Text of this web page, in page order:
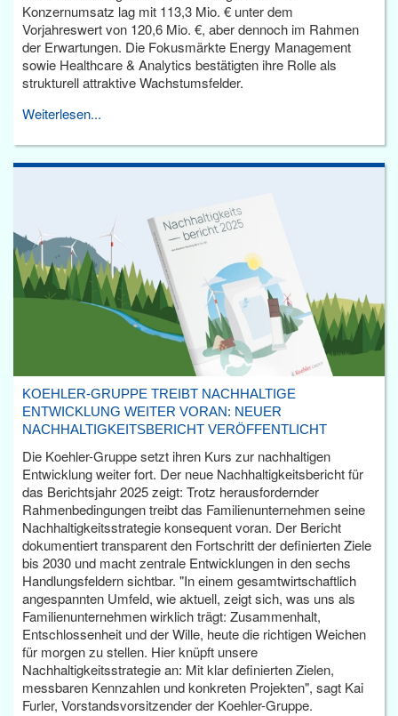
Konzernumsatz lag mit 113,3 Mio. € unter dem
Vorjahreswert von 120,6 Mio. €, aber dennoch im Rahmen
der Erwartungen. Die Fokusmärkte Energy Management
sowie Healthcare & Analytics bestätigten ihre Rolle als
strukturell attraktive Wachstumsfelder.
Weiterlesen...
KOEHLER-GRUPPE TREIBT NACHHALTIGE
ENTWICKLUNG WEITER VORAN: NEUER
NACHHALTIGKEITSBERICHT VERÖFFENTLICHT
Die Koehler-Gruppe setzt ihren Kurs zur nachhaltigen
Entwicklung weiter fort. Der neue Nachhaltigkeitsbericht für
das Berichtsjahr 2025 zeigt: Trotz herausfordernder
Rahmenbedingungen treibt das Familienunternehmen seine
Nachhaltigkeitsstrategie konsequent voran. Der Bericht
dokumentiert transparent den Fortschritt der definierten Ziele
bis 2030 und macht zentrale Entwicklungen in den sechs
Handlungsfeldern sichtbar. "In einem gesamtwirtschaftlich
angespannten Umfeld, wie aktuell, zeigt sich, was uns als
Familienunternehmen wirklich trägt: Zusammenhalt,
Entschlossenheit und der Wille, heute die richtigen Weichen
für morgen zu stellen. Hier knüpft unsere
Nachhaltigkeitsstrategie an: Mit klar definierten Zielen,
messbaren Kennzahlen und konkreten Projekten", sagt Kai
Furler, Vorstandsvorsitzender der Koehler-Gruppe.